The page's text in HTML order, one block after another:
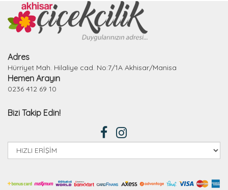
Adres
Hürriyet Mah. Hilaliye cad. No:7/1A Akhisar/Manisa
Hemen Arayın
0236 412 69 10
Bizi Takip Edin!